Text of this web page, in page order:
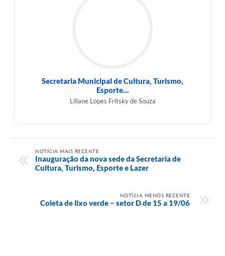
Secretaria Municipal de Cultura, Turismo,
Esporte...
Liliane Lopes Fritsky de Souza
NOTÍCIA MAIS RECENTE
Inauguração da nova sede da Secretaria de
Cultura, Turismo, Esporte e Lazer
NOTÍCIA MENOS RECENTE
Coleta de lixo verde – setor D de 15 a 19/06